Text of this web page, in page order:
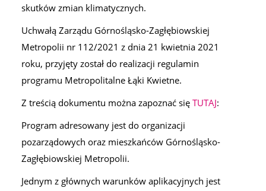
skutków zmian klimatycznych.
Uchwałą Zarządu Górnośląsko-Zagłębiowskiej
Metropolii nr 112/2021 z dnia 21 kwietnia 2021
roku, przyjęty został do realizacji regulamin
programu Metropolitalne Łąki Kwietne.
Z treścią dokumentu można zapoznać się TUTAJ:
Program adresowany jest do organizacji
pozarządowych oraz mieszkańców Górnośląsko-
Zagłębiowskiej Metropolii.
Jednym z głównych warunków aplikacyjnych jest